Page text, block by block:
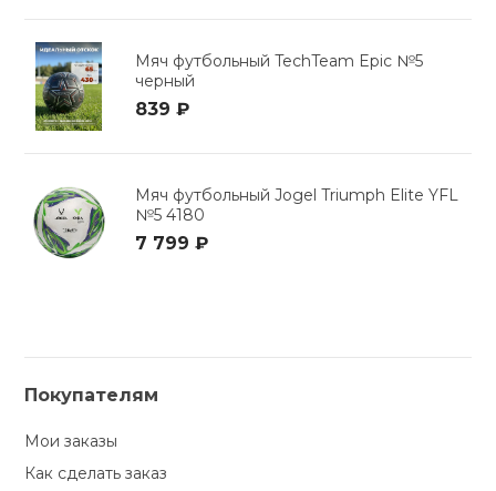
Мяч футбольный TechTeam Epic №5
черный
839 ₽
Мяч футбольный Jogel Triumph Elite YFL
№5 4180
7 799 ₽
Покупателям
Мои заказы
Как сделать заказ